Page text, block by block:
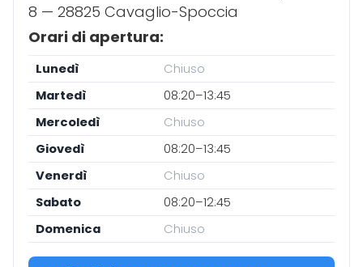
8 — 28825 Cavaglio-Spoccia
Orari di apertura:
Lunedì
Chiuso
Martedì
08:20–13:45
Mercoledì
Chiuso
Giovedì
08:20–13:45
Venerdì
Chiuso
Sabato
08:20–12:45
Domenica
Chiuso